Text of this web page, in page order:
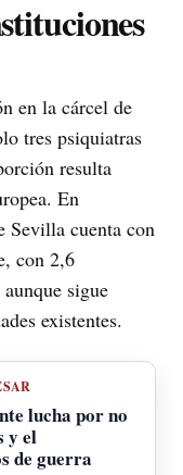
en la cárcel de
tres psiquiatras
resulta
En
Sevilla cuenta con
con 2,6
sigue
existentes.
lucha por no
y el
de guerra